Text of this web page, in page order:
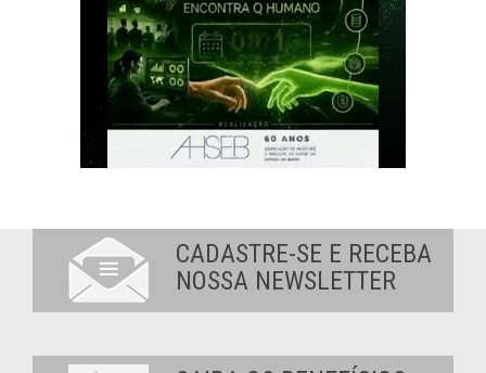
CADASTRE-SE E RECEBA
NOSSA NEWSLETTER